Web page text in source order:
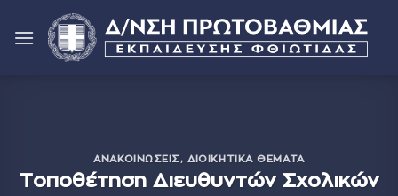
Μετάβαση
στο
περιεχόμενο
ΑΝΑΚΟΙΝΏΣΕΙΣ,ΔΙΟΙΚΗΤΙΚΆ ΘΈΜΑΤΑ
Τοποθέτηση Διευθυντών Σχολικών